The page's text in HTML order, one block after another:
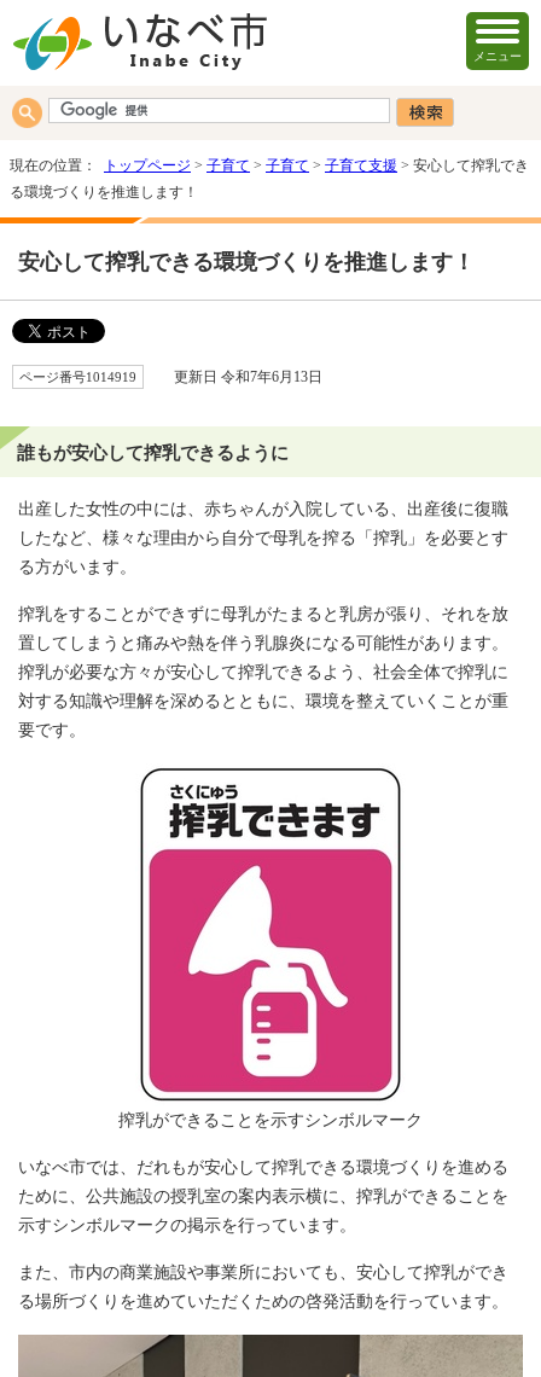
メニュー
現在の位置： トップページ > 子育て > 子育て > 子育て支援 > 安心して搾乳でき
る環境づくりを推進します！
安心して搾乳できる環境づくりを推進します！
ページ番号1014919 更新日 令和7年6月13日
誰もが安心して搾乳できるように
出産した女性の中には、赤ちゃんが入院している、出産後に復職
したなど、様々な理由から自分で母乳を搾る「搾乳」を必要とす
る方がいます。
搾乳をすることができずに母乳がたまると乳房が張り、それを放
置してしまうと痛みや熱を伴う乳腺炎になる可能性があります。
搾乳が必要な方々が安心して搾乳できるよう、社会全体で搾乳に
対する知識や理解を深めるとともに、環境を整えていくことが重
要です。
搾乳ができることを示すシンボルマーク
いなべ市では、だれもが安心して搾乳できる環境づくりを進める
ために、公共施設の授乳室の案内表示横に、搾乳ができることを
示すシンボルマークの掲示を行っています。
また、市内の商業施設や事業所においても、安心して搾乳ができ
る場所づくりを進めていただくための啓発活動を行っています。